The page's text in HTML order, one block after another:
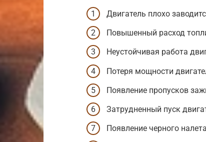
Двигатель плохо
Повышенный расход
Неустойчивая работа
Потеря мощности
Появление пропусков
Затрудненный пуск
Появление черного